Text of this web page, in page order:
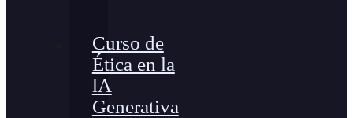
Curso de
Ética en la
lA
Generativa